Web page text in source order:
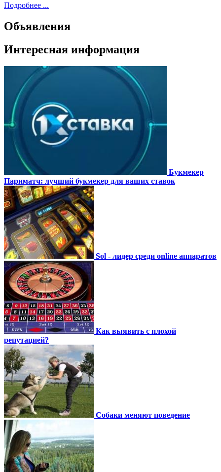
Подробнее ...
Объявления
Интересная информация
Букмекер
Париматч: лучший букмекер для ваших ставок
Sol - лидер среди online аппаратов
Как выявить с плохой
репутацией?
Собаки меняют поведение